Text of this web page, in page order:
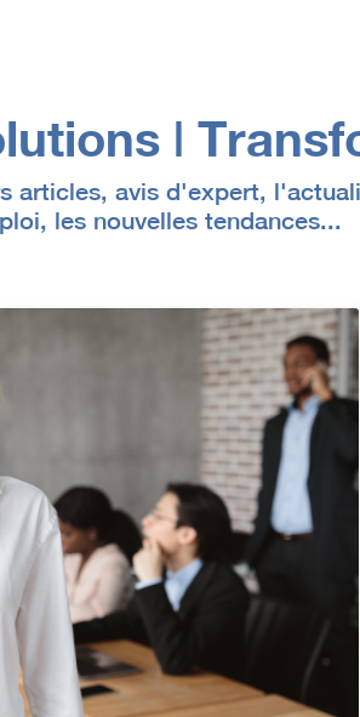
|
articles, avis d'expert,
les nouvelles tendances...